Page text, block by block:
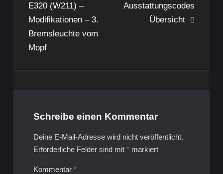
E320 (W211) –
Modifikationen – 3.
Bremsleuchte vom
Mopf
Ausstattungscodes
Übersicht
Schreibe einen Kommentar
Deine E-Mail-Adresse wird nicht veröffentlicht.
Erforderliche Felder sind mit *markiert
Kommentar *